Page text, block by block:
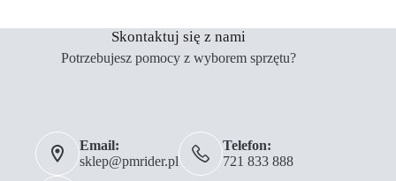
Skontaktuj się z nami
Potrzebujesz pomocy z wyborem sprzętu?
Email:
sklep@pmrider.pl
Telefon:
721 833 888